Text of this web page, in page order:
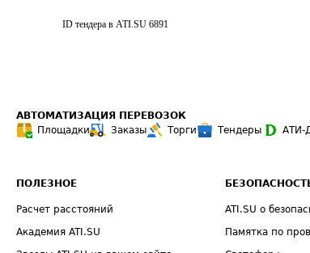
ID тендера в ATI.SU 6891
АВТОМАТИЗАЦИЯ ПЕРЕВОЗОК
Площадки
Заказы Торги Тендеры АТИ-
ПОЛЕЗНОЕ
Расчет расстояний
Академия ATI.SU
ATI.SU о
Памятка по